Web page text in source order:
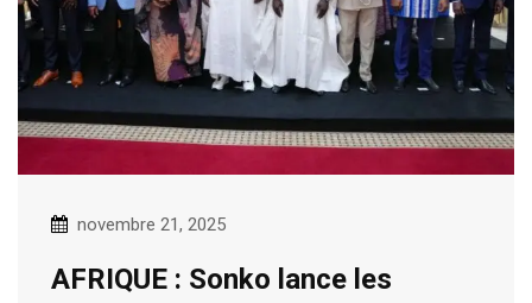
novembre 21, 2025
AFRIQUE : Sonko lance les